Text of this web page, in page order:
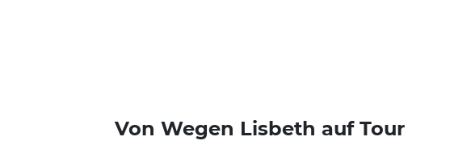
Von Wegen Lisbeth auf Tour